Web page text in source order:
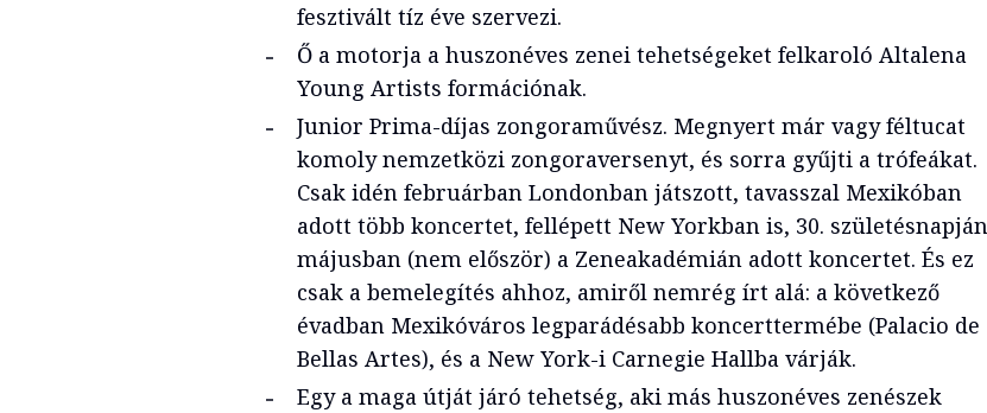
fesztivált tíz éve szervezi.
Ő a motorja a huszonéves zenei tehetségeket felkaroló Altalena
Young Artists formációnak.
Junior Prima-díjas zongoraművész. Megnyert már vagy féltucat
komoly nemzetközi zongoraversenyt, és sorra gyűjti a trófeákat.
Csak idén februárban Londonban játszott, tavasszal Mexikóban
adott több koncertet, fellépett New Yorkban is, 30. születésnapján
májusban (nem először) a Zeneakadémián adott koncertet. És ez
csak a bemelegítés ahhoz, amiről nemrég írt alá: a következő
évadban Mexikóváros legparádésabb koncerttermébe (Palacio de
Bellas Artes), és a New York-i Carnegie Hallba várják.
Egy a maga útját járó tehetség, aki más huszonéves zenészek